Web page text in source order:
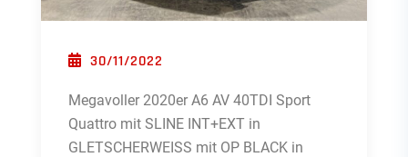
POSTED ON
30/11/2022
Megavoller 2020er A6 AV 40TDI Sport
Quattro mit SLINE INT+EXT in
GLETSCHERWEISS mit OP BLACK in